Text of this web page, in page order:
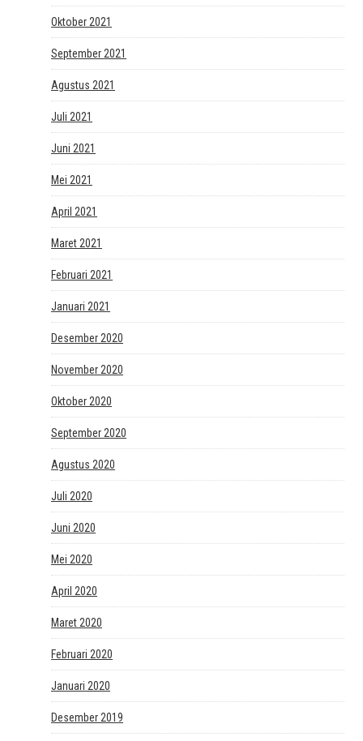
Oktober 2021
September 2021
Agustus 2021
Juli 2021
Juni 2021
Mei 2021
April 2021
Maret 2021
Februari 2021
Januari 2021
Desember 2020
November 2020
Oktober 2020
September 2020
Agustus 2020
Juli 2020
Juni 2020
Mei 2020
April 2020
Maret 2020
Februari 2020
Januari 2020
Desember 2019